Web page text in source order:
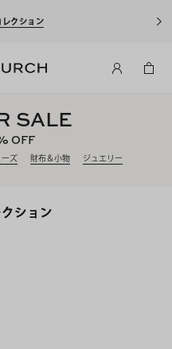
用いただけます。
SALE
OFF
ーズ 財布＆小物 ジュエリー
ション